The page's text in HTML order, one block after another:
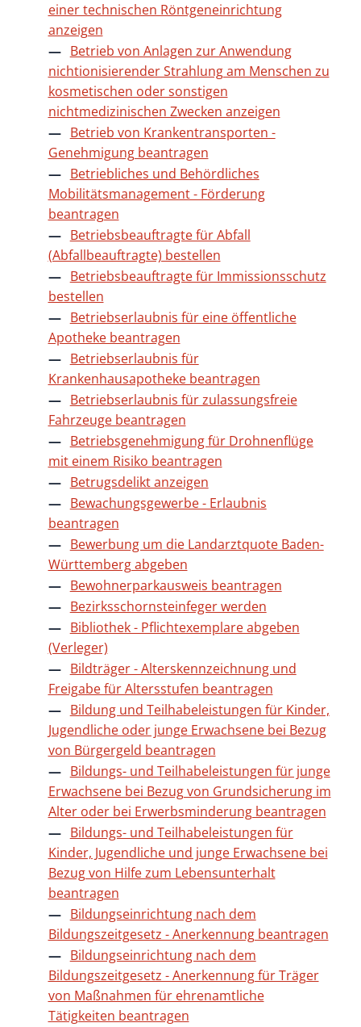
einer technischen Röntgeneinrichtung
anzeigen
Betrieb von Anlagen zur Anwendung
nichtionisierender Strahlung am Menschen zu
kosmetischen oder sonstigen
nichtmedizinischen Zwecken anzeigen
Betrieb von Krankentransporten -
Genehmigung beantragen
Betriebliches und Behördliches
Mobilitätsmanagement - Förderung
beantragen
Betriebsbeauftragte für Abfall
(Abfallbeauftragte) bestellen
Betriebsbeauftragte für Immissionsschutz
bestellen
Betriebserlaubnis für eine öffentliche
Apotheke beantragen
Betriebserlaubnis für
Krankenhausapotheke beantragen
Betriebserlaubnis für zulassungsfreie
Fahrzeuge beantragen
Betriebsgenehmigung für Drohnenflüge
mit einem Risiko beantragen
Betrugsdelikt anzeigen
Bewachungsgewerbe - Erlaubnis
beantragen
Bewerbung um die Landarztquote Baden-
Württemberg abgeben
Bewohnerparkausweis beantragen
Bezirksschornsteinfeger werden
Bibliothek - Pflichtexemplare abgeben
(Verleger)
Bildträger - Alterskennzeichnung und
Freigabe für Altersstufen beantragen
Bildung und Teilhabeleistungen für Kinder,
Jugendliche oder junge Erwachsene bei Bezug
von Bürgergeld beantragen
Bildungs- und Teilhabeleistungen für junge
Erwachsene bei Bezug von Grundsicherung im
Alter oder bei Erwerbsminderung beantragen
Bildungs- und Teilhabeleistungen für
Kinder, Jugendliche und junge Erwachsene bei
Bezug von Hilfe zum Lebensunterhalt
beantragen
Bildungseinrichtung nach dem
Bildungszeitgesetz - Anerkennung beantragen
Bildungseinrichtung nach dem
Bildungszeitgesetz - Anerkennung für Träger
von Maßnahmen für ehrenamtliche
Tätigkeiten beantragen